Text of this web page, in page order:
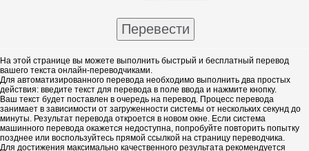
На этой странице вы можете выполнить быстрый и бесплатный перевод
вашего текста онлайн-переводчиками.
Для автоматизированного перевода необходимо выполнить два простых
действия: введите текст для перевода в поле ввода и нажмите кнопку.
Ваш текст будет поставлен в очередь на перевод. Процесс перевода
занимает в зависимости от загруженности системы от нескольких секунд до
минуты. Результат перевода откроется в новом окне. Если система
машинного перевода окажется недоступна, попробуйте повторить попытку
позднее или воспользуйтесь прямой ссылкой на страницу переводчика.
Для достижения максимально качественного результата рекомендуется